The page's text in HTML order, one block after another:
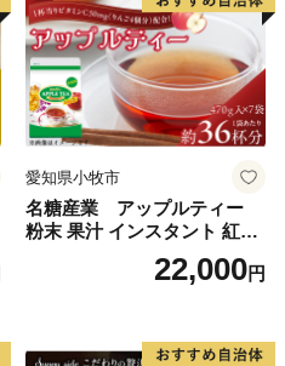
愛知県小牧市
名糖産業 アップルティー
粉末 果汁 インスタント 紅茶
ティー ビタミンC 袋 ロング
セラー 粉末飲料 粉末茶 簡単
22,000円